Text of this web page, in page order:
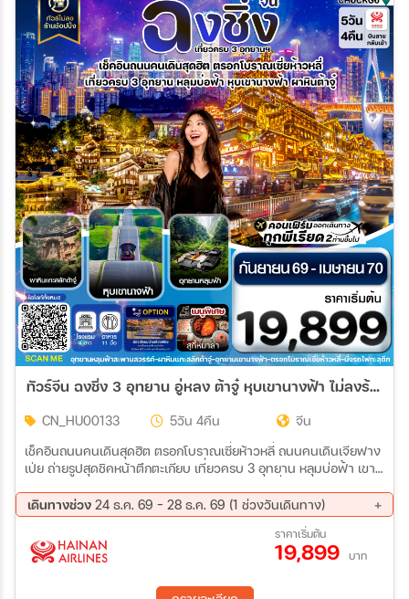
ทัวร์จีน ฉงชิ่ง 3 อุทยาน อู่หลง ต้าจู๋ หุบเขานางฟ้า ไม่ลงร้าน 5วัน 4คืน (HU)
CN_HU00133 5วัน 4คืน
จีน
เช็คอินถนนคนเดินสุดฮิต ตรอกโบราณเซี่ยห้าวหลี่ ถนนคนเดินเจียฟาง
เป่ย ถ่ายรูปสุดชิคหน้าตึกตะเกียบ เที่ยวครบ 3 อุทยาน หลุมบ่อฟ้า เขา
ความอัศจรรย์ของตึกไคว่ชิงโหล ชั้น22 แต่เป็นชั้น1 ของอีกตึก 3D City
แห่งฉงชิ่ง
เดินทางช่วง 24 ธ.ค. 69 - 28 ธ.ค. 69 (1 ช่วงวันเดินทาง)
ราคาเริ่มต้น
19,899 บาท